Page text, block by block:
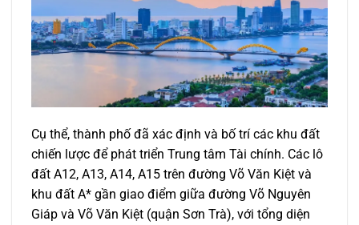
Cụ thể, thành phố đã xác định và bố trí các khu đất
chiến lược để phát triển Trung tâm Tài chính. Các lô
đất A12, A13, A14, A15 trên đường Võ Văn Kiệt và
khu đất A* gần giao điểm giữa đường Võ Nguyên
Giáp và Võ Văn Kiệt (quận Sơn Trà), với tổng diện